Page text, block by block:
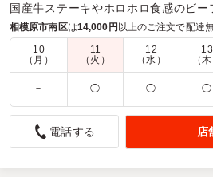
国産牛ステーキやホロホロ食感のビ
風御膳や二段重までどんなシーンにも
商品数： 締切日時： 1日前15:00 価格
配達時間：
10:00～16:00
急ぎの大量注文が可能でした。
5.0 南関東日野自動車株式会社
尋ねてもその数は困難と言われ困っ
相模原市南区は14,000円以上のご注文で配達
10
（月）
11
（火）
12
（水）
13
（木
－ ◯ ◯ ◯
電話する 店